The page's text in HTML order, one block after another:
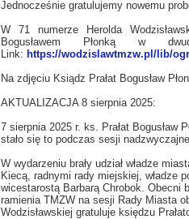
Jednocześnie gratulujemy nowemu
W 71 numerze Herolda
Bogusławem Płonką w
Link: https://wodzislawtmzw.pl/lib/
Na zdjęciu Ksiądz Prałat Bogusław
AKTUALIZACJA 8 sierpnia 2025:
7 sierpnia 2025 r. ks. Prałat Bogusław
stało się to podczas sesji
W wydarzeniu brały udział władze
Kiecą, radnymi rady miejskiej, władze
wicestarostą Barbarą Chrobok.
ramienia TMZW na sesji Rady Miasta
Wodzisławskiej gratuluje księdzu